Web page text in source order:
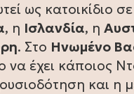
ως κατοικίδιο
, η Ισλανδία, η
. Στο Ηνωμένο
έχει κάποιος
και η